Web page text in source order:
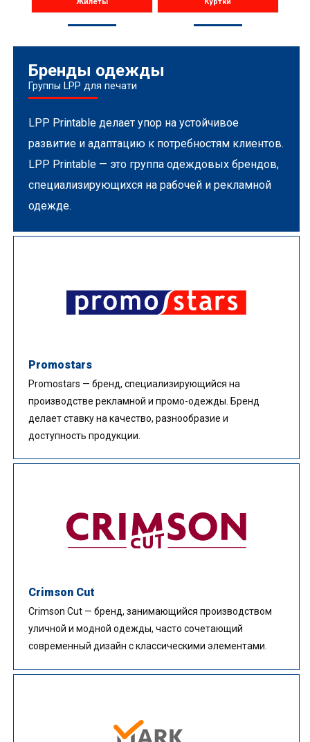
Бренды одежды
Группы LPP для печати
LPP Printable делает упор на устойчивое
развитие и адаптацию к потребностям клиентов.
LPP Printable — это группа одеждовых брендов,
специализирующихся на рабочей и рекламной
одежде.
Promostars
Promostars — бренд, специализирующийся на
производстве рекламной и промо-одежды. Бренд
делает ставку на качество, разнообразие и
доступность продукции.
Crimson Cut
Crimson Cut — бренд, занимающийся производством
уличной и модной одежды, часто сочетающий
современный дизайн с классическими элементами.